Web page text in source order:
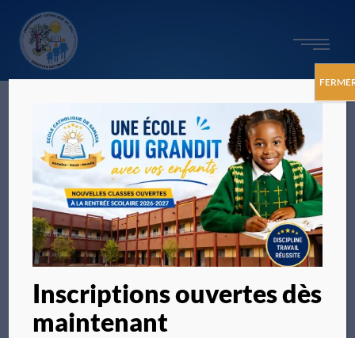
Inscriptions ouvertes dès
maintenant